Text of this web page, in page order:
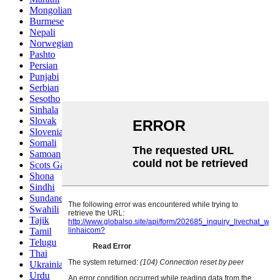
Mongolian
Burmese
Nepali
Norwegian
Pashto
Persian
Punjabi
Serbian
Sesotho
Sinhala
Slovak
Slovenian
Somali
Samoan
Scots Gaelic
Shona
Sindhi
Sundanese
Swahili
Tajik
Tamil
Telugu
Thai
Ukrainian
Urdu